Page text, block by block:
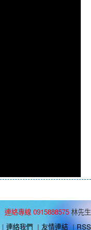
連絡專線 0915888575 林先生
| 連絡我們 | 友情連結 | RSS